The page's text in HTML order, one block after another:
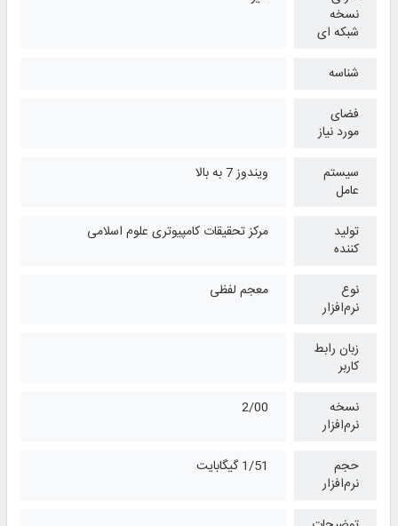
نسخه
شبکه ای
شناسه
فضای
مورد نیاز
سیستم
عامل
ویندوز 7 به بالا
تولید
کننده
مرکز تحقیقات کامپیوتری علوم اسلامی
نوع
نرم‌افزار
معجم لفظی
زبان رابط
کاربر
نسخه
نرم‌افزار
2/00
حجم
نرم‌افزار
1/51 گیگابایت